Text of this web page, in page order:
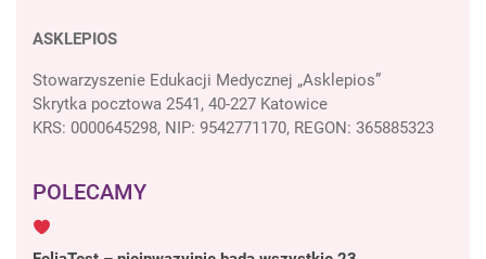
ASKLEPIOS
Stowarzyszenie Edukacji Medycznej „Asklepios”
Skrytka pocztowa 2541, 40-227 Katowice
KRS: 0000645298, NIP: 9542771170, REGON: 365885323
POLECAMY